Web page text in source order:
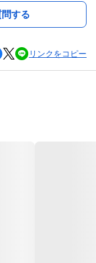
する
リンクをコピー